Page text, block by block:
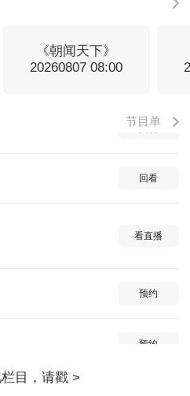
《朝闻天下》
20260807 08:00
节目单
回看
回看
看直播
预约
预约